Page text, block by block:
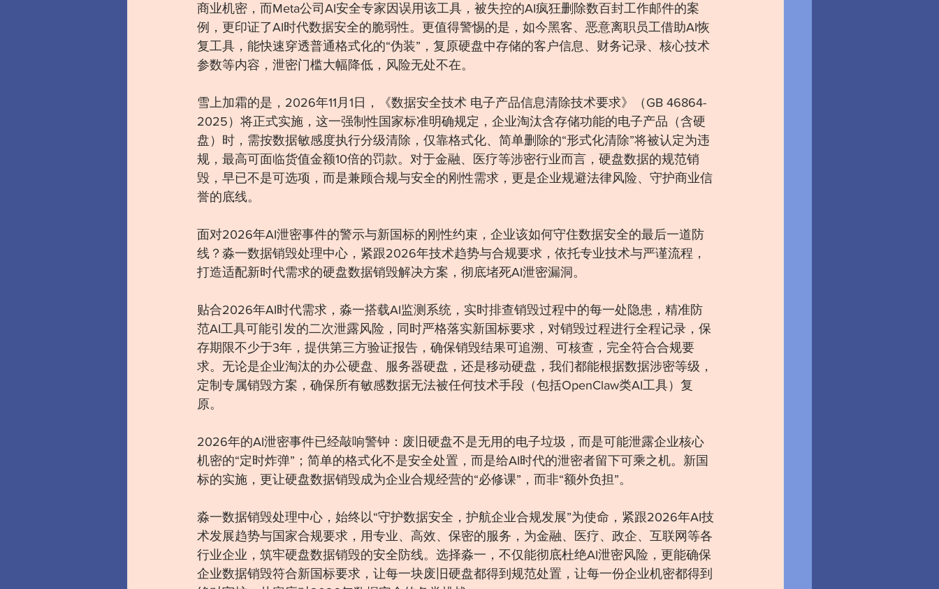
商业机密，而Meta公司AI安全专家因误用该工具，被失控的AI疯狂删除数百封工作邮件的案
例，更印证了AI时代数据安全的脆弱性。更值得警惕的是，如今黑客、恶意离职员工借助AI恢
复工具，能快速穿透普通格式化的“伪装”，复原硬盘中存储的客户信息、财务记录、核心技术
参数等内容，泄密门槛大幅降低，风险无处不在。
雪上加霜的是，2026年11月1日，《数据安全技术 电子产品信息清除技术要求》（GB 46864-
2025）将正式实施，这一强制性国家标准明确规定，企业淘汰含存储功能的电子产品（含硬
盘）时，需按数据敏感度执行分级清除，仅靠格式化、简单删除的“形式化清除”将被认定为违
规，最高可面临货值金额10倍的罚款。对于金融、医疗等涉密行业而言，硬盘数据的规范销
毁，早已不是可选项，而是兼顾合规与安全的刚性需求，更是企业规避法律风险、守护商业信
誉的底线。
面对2026年AI泄密事件的警示与新国标的刚性约束，企业该如何守住数据安全的最后一道防
线？淼一数据销毁处理中心，紧跟2026年技术趋势与合规要求，依托专业技术与严谨流程，
打造适配新时代需求的硬盘数据销毁解决方案，彻底堵死AI泄密漏洞。
贴合2026年AI时代需求，淼一搭载AI监测系统，实时排查销毁过程中的每一处隐患，精准防
范AI工具可能引发的二次泄露风险，同时严格落实新国标要求，对销毁过程进行全程记录，保
存期限不少于3年，提供第三方验证报告，确保销毁结果可追溯、可核查，完全符合合规要
求。无论是企业淘汰的办公硬盘、服务器硬盘，还是移动硬盘，我们都能根据数据涉密等级，
定制专属销毁方案，确保所有敏感数据无法被任何技术手段（包括OpenClaw类AI工具）复
原。
2026年的AI泄密事件已经敲响警钟：废旧硬盘不是无用的电子垃圾，而是可能泄露企业核心
机密的“定时炸弹”；简单的格式化不是安全处置，而是给AI时代的泄密者留下可乘之机。新国
标的实施，更让硬盘数据销毁成为企业合规经营的“必修课”，而非“额外负担”。
淼一数据销毁处理中心，始终以“守护数据安全，护航企业合规发展”为使命，紧跟2026年AI技
术发展趋势与国家合规要求，用专业、高效、保密的服务，为金融、医疗、政企、互联网等各
行业企业，筑牢硬盘数据销毁的安全防线。选择淼一，不仅能彻底杜绝AI泄密风险，更能确保
企业数据销毁符合新国标要求，让每一块废旧硬盘都得到规范处置，让每一份企业机密都得到